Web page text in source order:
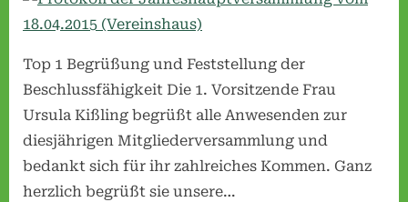
e
e
Jahreshauptversammlung
18.04.2015
(Vereinshaus)
Top 1 Begrüßung und Feststellung der
Beschlussfähigkeit Die 1. Vorsitzende Frau
Ursula Kißling begrüßt alle Anwesenden zur
diesjährigen Mitgliederversammlung und
bedankt sich für ihr zahlreiches Kommen. Ganz
herzlich begrüßt sie unsere…